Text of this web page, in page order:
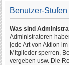
Benutzer-
Was sind
Administratoren
jede Art von Aktion
Mitglieder sperren,
vergeben usw. Die